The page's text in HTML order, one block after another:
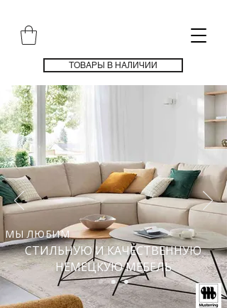
ТОВАРЫ В НАЛИЧИИ
МЫ ЛЮБИМ
СТИЛЬНУЮ И КАЧЕСТВЕННУЮ
НЕМЕЦКУЮ МЕБЕЛЬ